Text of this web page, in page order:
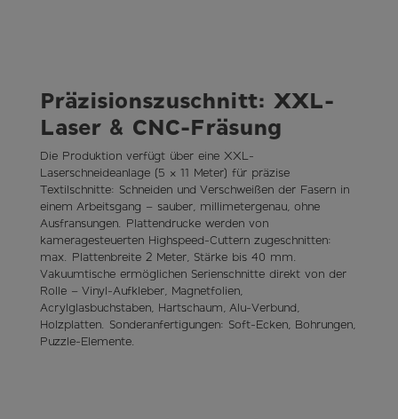
Präzisionszuschnitt: XXL-
Laser & CNC-Fräsung
Die Produktion verfügt über eine XXL-
Laserschneideanlage (5 × 11 Meter) für präzise
Textilschnitte: Schneiden und Verschweißen der Fasern in
einem Arbeitsgang – sauber, millimetergenau, ohne
Ausfransungen. Plattendrucke werden von
kameragesteuerten Highspeed-Cuttern zugeschnitten:
max. Plattenbreite 2 Meter, Stärke bis 40 mm.
Vakuumtische ermöglichen Serienschnitte direkt von der
Rolle – Vinyl-Aufkleber, Magnetfolien,
Acrylglasbuchstaben, Hartschaum, Alu-Verbund,
Holzplatten. Sonderanfertigungen: Soft-Ecken, Bohrungen,
Puzzle-Elemente.